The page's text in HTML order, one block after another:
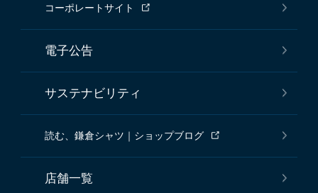
コーポレートサイト
電子公告
サステナビリティ
読む、鎌倉シャツ｜ショップブログ
店舗一覧